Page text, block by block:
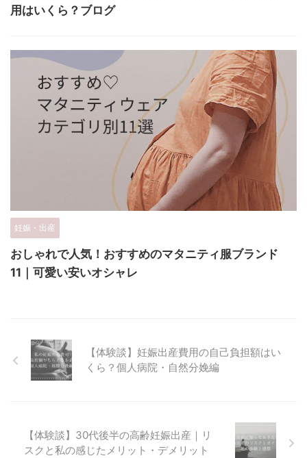
用はいくら？ブログ
妊娠・出産
おしゃれで人気！おすすめのマタニティ服ブランド
11｜可愛い安いオシャレ
【体験談】妊娠出産費用の自己負担額はい
くら？個人病院・自然分娩編
【体験談】30代後半の高齢妊娠出産｜リ
スクと私の感じたメリット・デメリット